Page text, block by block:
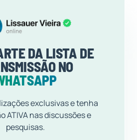
DA LISTA DE
NO
exclusivas e tenha
ATIVA nas discussões e
pesquisas.